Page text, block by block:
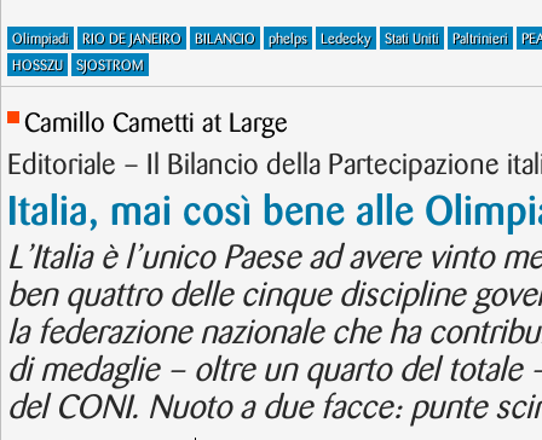
Olimpiadi RIO DE JANEIRO BILANCIO phelps Ledecky Stati Uniti Paltrinieri
HOSSZU
SJOSTROM
Camillo Cametti at Large
Editoriale – Il Bilancio della Partecipazione
Italia, mai così bene alle
L’Italia è l’unico Paese ad avere vinto
ben quattro delle cinque discipline
la federazione nazionale che ha
di medaglie – oltre un quarto del totale
del CONI. Nuoto a due facce: punte